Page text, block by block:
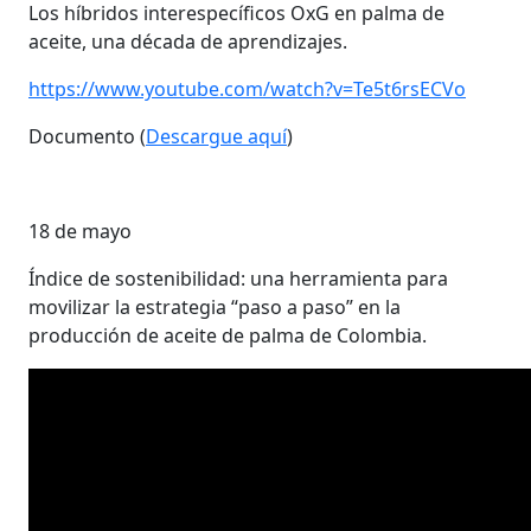
Los híbridos interespecíficos OxG en palma de
aceite, una década de aprendizajes.
https://www.youtube.com/watch?v=Te5t6rsECVo
Documento (Descargue aquí)
18 de mayo
Índice de sostenibilidad: una herramienta para
movilizar la estrategia “paso a paso” en la
producción de aceite de palma de Colombia.